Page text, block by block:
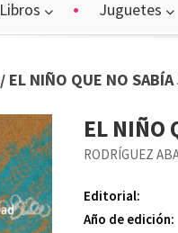
Libros Juguetes
/ EL NIÑO QUE NO
EL NIÑO
RODRÍGUEZ
Editorial:
Año de edición: